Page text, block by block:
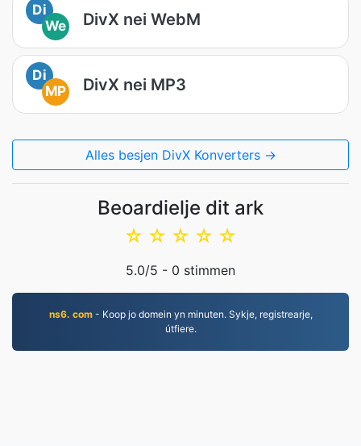
Di
We
DivX nei WebM
Di
MP
DivX nei MP3
Alles besjen DivX Konverters →
Beoardielje dit ark
☆
☆
☆
☆
☆
5.0/5 - 0 stimmen
ns6. com- Koop jo domein yn minuten. Sykje, registrearje,
útfiere.